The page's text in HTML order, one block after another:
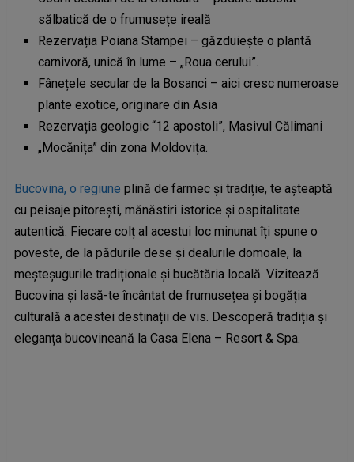
sălbatică de o frumusețe ireală
Rezervația Poiana Stampei – găzduiește o plantă
carnivoră, unică în lume – „Roua cerului”.
Fânețele secular de la Bosanci – aici cresc numeroase
plante exotice, originare din Asia
Rezervația geologic “12 apostoli”, Masivul Călimani
„Mocănița” din zona Moldovița.
Bucovina, o regiune plină de farmec și tradiție, te așteaptă
cu peisaje pitorești, mănăstiri istorice și ospitalitate
autentică. Fiecare colț al acestui loc minunat îți spune o
poveste, de la pădurile dese și dealurile domoale, la
meșteșugurile tradiționale și bucătăria locală. Vizitează
Bucovina și lasă-te încântat de frumusețea și bogăția
culturală a acestei destinații de vis. Descoperă tradiția și
eleganța bucovineană la Casa Elena – Resort & Spa.